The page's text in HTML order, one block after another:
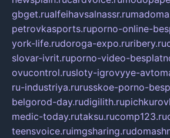
gbget.rualfeihavsalnassr.ru
petrovkasports.ruporno-online-
york-life.rudoroga-expo.ruribery.ru
slovar-ivrit.ruporno-video-
ovucontrol.rusloty-igrovyye-
ru-industriya.rurusskoe-porno-
belgorod-day.rudigilith.ru
medic-today.rutaksu.rucomp123.ru
teensvoice.ruimgsharing.ru